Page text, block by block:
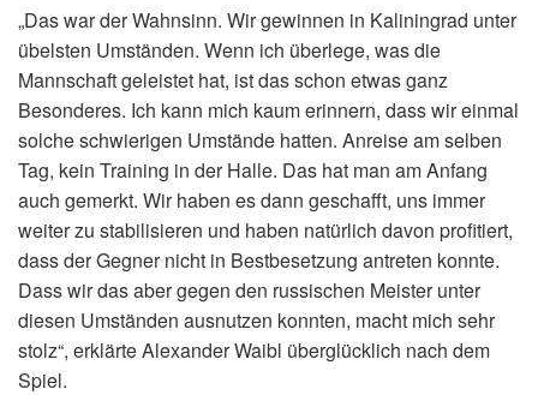
„Das war der Wahnsinn. Wir gewinnen in Kaliningrad unter
übelsten Umständen. Wenn ich überlege, was die
Mannschaft geleistet hat, ist das schon etwas ganz
Besonderes. Ich kann mich kaum erinnern, dass wir einmal
solche schwierigen Umstände hatten. Anreise am selben
Tag, kein Training in der Halle. Das hat man am Anfang
auch gemerkt. Wir haben es dann geschafft, uns immer
weiter zu stabilisieren und haben natürlich davon profitiert,
dass der Gegner nicht in Bestbesetzung antreten konnte.
Dass wir das aber gegen den russischen Meister unter
diesen Umständen ausnutzen konnten, macht mich sehr
stolz“, erklärte Alexander Waibl überglücklich nach dem
Spiel.